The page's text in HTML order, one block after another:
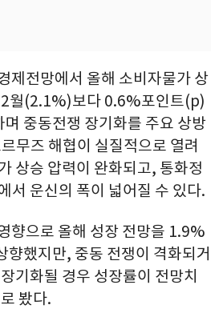
제전망에서 올해 소비자물가 상
2월(2.1%)보다 0.6%포인트(p)
중동전쟁 장기화를 주요 상방
무즈 해협이 실질적으로 열려
상승 압력이 완화되고, 통화정
서 운신의 폭이 넓어질 수 있다.
향으로 올해 성장 전망을 1.9%
향했지만, 중동 전쟁이 격화되거
기화될 경우 성장률이 전망치
봤다.